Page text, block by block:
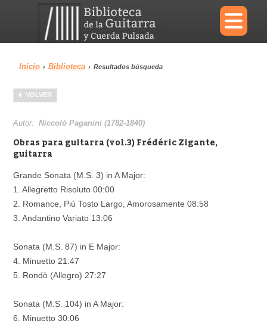
×
Menu
Biblioteca
Área personal
Inicio › Biblioteca › Resultados búsqueda
VOLVER
Autor:Niccolò Paganini (1782-1840)
Obras para guitarra (vol.3) Frédéric Zigante,
guitarra
Grande Sonata (M.S. 3) in A Major:
1. Allegretto Risoluto 00:00
2. Romance, Più Tosto Largo, Amorosamente 08:58
3. Andantino Variato 13:06
Sonata (M.S. 87) in E Major:
4. Minuetto 21:47
5. Rondò (Allegro) 27:27
Sonata (M.S. 104) in A Major:
6. Minuetto 30:06